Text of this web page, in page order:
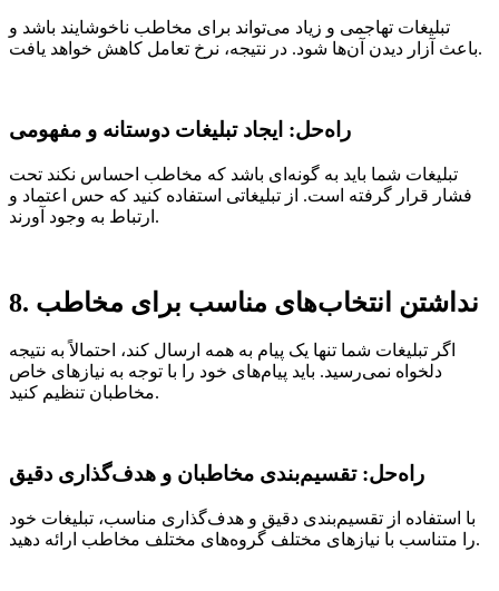
تبلیغات تهاجمی و زیاد می‌تواند برای مخاطب ناخوشایند باشد و
باعث آزار دیدن آن‌ها شود. در نتیجه، نرخ تعامل کاهش خواهد یافت.
راه‌حل: ایجاد تبلیغات دوستانه و مفهومی
تبلیغات شما باید به گونه‌ای باشد که مخاطب احساس نکند تحت
فشار قرار گرفته است. از تبلیغاتی استفاده کنید که حس اعتماد و
ارتباط به وجود آورند.
8. نداشتن انتخاب‌های مناسب برای مخاطب
اگر تبلیغات شما تنها یک پیام به همه ارسال کند، احتمالاً به نتیجه
دلخواه نمی‌رسید. باید پیام‌های خود را با توجه به نیازهای خاص
مخاطبان تنظیم کنید.
راه‌حل: تقسیم‌بندی مخاطبان و هدف‌گذاری دقیق
با استفاده از تقسیم‌بندی دقیق و هدف‌گذاری مناسب، تبلیغات خود
را متناسب با نیازهای مختلف گروه‌های مختلف مخاطب ارائه دهید.